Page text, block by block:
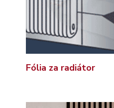
Fólia za radiátor